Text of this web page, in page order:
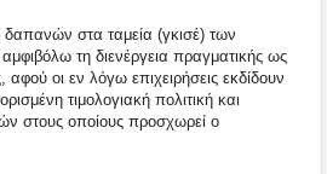
στα ταμεία (γκισέ) των
τη διενέργεια πραγματικής ως
οι εν λόγω επιχειρήσεις εκδίδουν
τιμολογιακή πολιτική και
στους οποίους προσχωρεί ο